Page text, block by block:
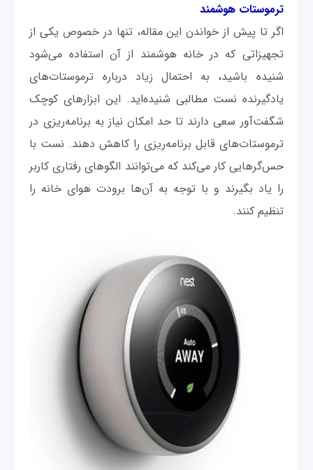
ترموستات‌ هوشمند
اگر تا پیش از خواندن این مقاله، تنها در خصوص یکی از
تجهیزاتی که در خانه هوشمند از آن استفاده می‌شود
شنیده باشید، به احتمال زیاد درباره ترموستات‌های
یادگیرنده نست مطالبی شنیده‌اید. این ابزارهای کوچک
شگفت‌آور سعی دارند تا حد امکان نیاز به برنامه‌ریزی در
ترموستات‌های قابل برنامه‌ریزی را کاهش دهند. نست با
حس‌گرهایی کار می‌کند که می‌توانند الگوهای رفتاری کاربر
را یاد بگیرند و با توجه به آن‌ها برودت هوای خانه را
تنظیم کنند.